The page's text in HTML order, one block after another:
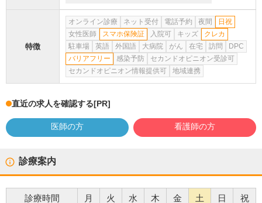
特徴
オンライン診療 ネット受付 電話予約 夜間
日祝
女性医師
スマホ保険証 入院可 キッズ
クレカ
駐車場
英語 外国語 大病院 がん 在宅 訪問
DPC
バリアフリー
感染予防
セカンドオピニオン受診可
セカンドオピニオン情報提供可
地域連携
直近の求人を確認する[PR]
医師の方 看護師の方
診療案内
診療時間 月 火 水 木 金 土 日 祝